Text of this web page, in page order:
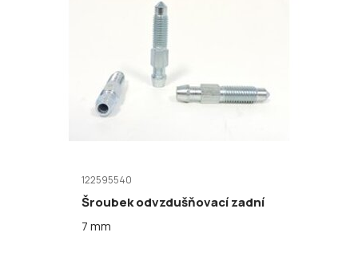
122595540
Šroubek odvzdušňovací zadní
7 mm